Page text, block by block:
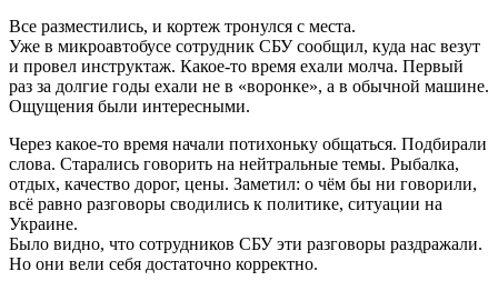
Все разместились, и кортеж тронулся с места.
Уже в микроавтобусе сотрудник СБУ сообщил, куда нас везут
и провел инструктаж. Какое-то время ехали молча. Первый
раз за долгие годы ехали не в «воронке», а в обычной машине.
Ощущения были интересными.
Через какое-то время начали потихоньку общаться. Подбирали
слова. Старались говорить на нейтральные темы. Рыбалка,
отдых, качество дорог, цены. Заметил: о чём бы ни говорили,
всё равно разговоры сводились к политике, ситуации на
Украине.
Было видно, что сотрудников СБУ эти разговоры раздражали.
Но они вели себя достаточно корректно.